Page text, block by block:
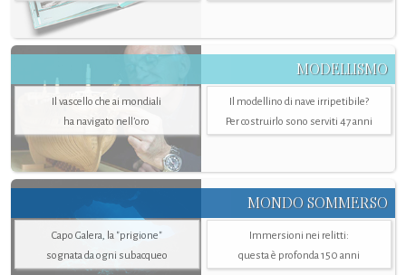
MODELLISMO
Il vascello che ai mondiali
ha navigato nell’oro
Il modellino di nave irripetibile?
Per costruirlo sono serviti 47 anni
MONDO SOMMERSO
Capo Galera, la "prigione"
sognata da ogni subacqueo
Immersioni nei relitti:
questa è profonda 150 anni